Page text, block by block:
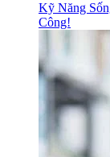
Kỹ Năng
Công!